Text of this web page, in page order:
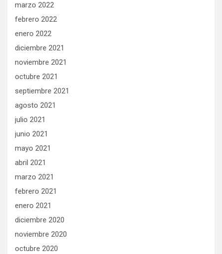
marzo 2022
febrero 2022
enero 2022
diciembre 2021
noviembre 2021
octubre 2021
septiembre 2021
agosto 2021
julio 2021
junio 2021
mayo 2021
abril 2021
marzo 2021
febrero 2021
enero 2021
diciembre 2020
noviembre 2020
octubre 2020